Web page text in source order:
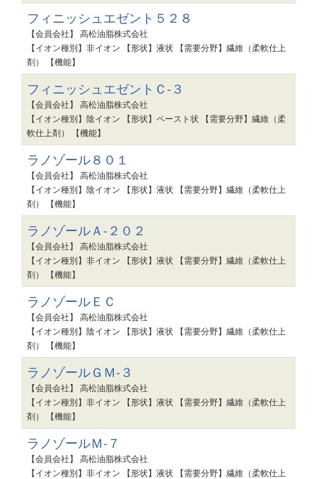
フィニッシュエゼント５２８
【会員会社】 高松油脂株式会社
【イオン種別】非イオン 【形状】液状 【需要分野】繊維（柔軟仕上
剤） 【機能】
フィニッシュエゼントＣ-３
【会員会社】 高松油脂株式会社
【イオン種別】陰イオン 【形状】ペースト状 【需要分野】繊維（柔
軟仕上剤） 【機能】
ラノゾール８０１
【会員会社】 高松油脂株式会社
【イオン種別】陰イオン 【形状】液状 【需要分野】繊維（柔軟仕上
剤） 【機能】
ラノゾールＡ-２０２
【会員会社】 高松油脂株式会社
【イオン種別】非イオン 【形状】液状 【需要分野】繊維（柔軟仕上
剤） 【機能】
ラノゾールＥＣ
【会員会社】 高松油脂株式会社
【イオン種別】陰イオン 【形状】液状 【需要分野】繊維（柔軟仕上
剤） 【機能】
ラノゾールＧＭ-３
【会員会社】 高松油脂株式会社
【イオン種別】非イオン 【形状】液状 【需要分野】繊維（柔軟仕上
剤） 【機能】
ラノゾールＭ-７
【会員会社】 高松油脂株式会社
【イオン種別】非イオン 【形状】液状 【需要分野】繊維（柔軟仕上